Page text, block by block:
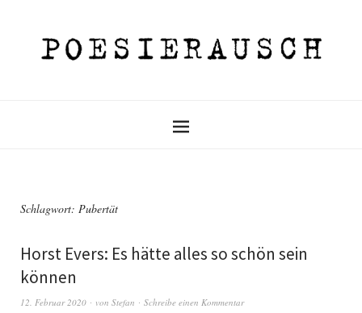
Schlagwort: Pubertät
Horst Evers: Es hätte alles so schön sein
können
12. Februar 2020 von Stefan Schreibe einen Kommentar